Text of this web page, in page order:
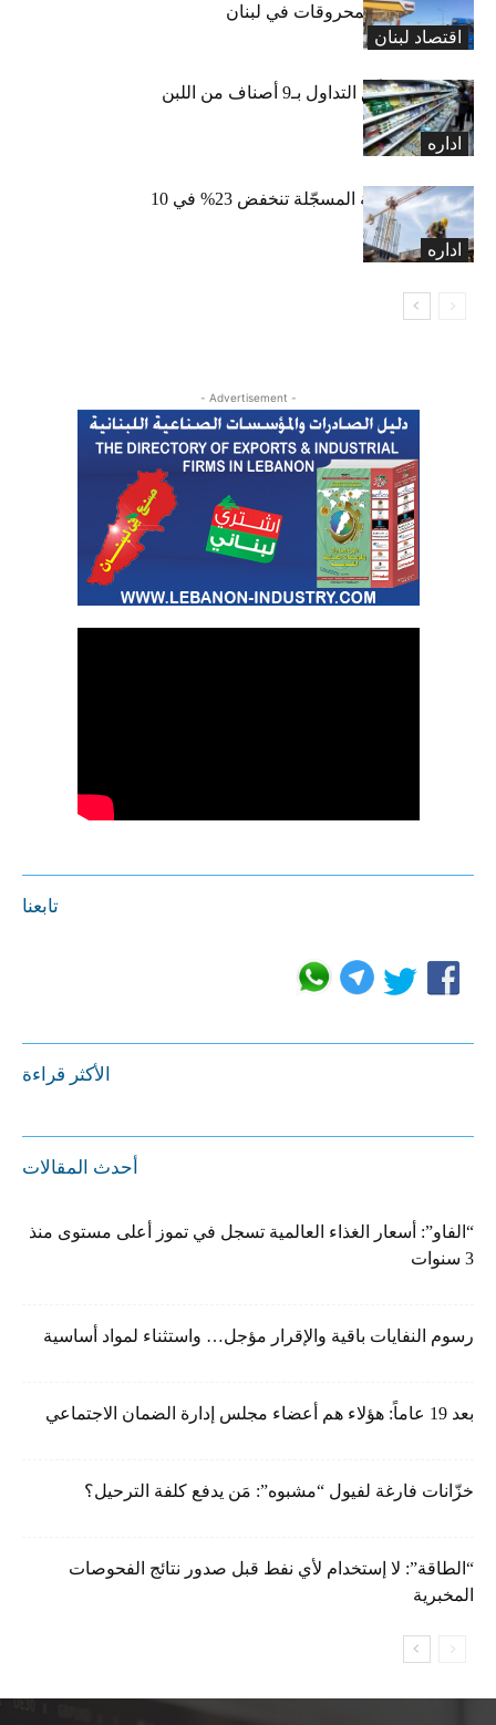
اقتصاد لبنان
لارتفاع أسعار المحروقات في لبنان
اداره
«الاقتصاد» تعلّق التداول بـ9 أصناف من اللبن
واللبنة
اداره
الرخص العقارية المسجّلة تنخفض 23% في 10
أشهر
- Advertisement -
تابعنا
الأكثر قراءة
أحدث المقالات
“الفاو”: أسعار الغذاء العالمية تسجل في تموز أعلى مستوى منذ
3 سنوات
رسوم النفايات باقية والإقرار مؤجل… واستثناء لمواد أساسية
بعد 19 عاماً: هؤلاء هم أعضاء مجلس إدارة الضمان الاجتماعي
خزّانات فارغة لفيول “مشبوه”: مَن يدفع كلفة الترحيل؟
“الطاقة”: لا إستخدام لأي نفط قبل صدور نتائج الفحوصات
المخبرية